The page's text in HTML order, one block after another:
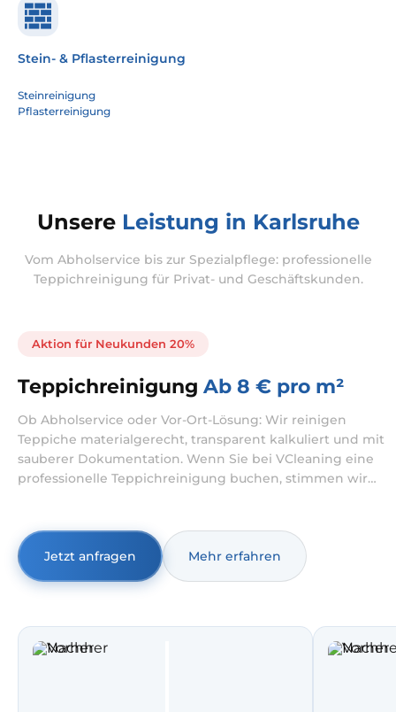
Stein- & Pflasterreinigung
Steinreinigung
Pflasterreinigung
Unsere Leistung in Karlsruhe
Vom Abholservice bis zur Spezialpflege: professionelle
Teppichreinigung für Privat- und Geschäftskunden.
Aktion für Neukunden 20%
Teppichreinigung Ab 8 € pro m²
Ob Abholservice oder Vor-Ort-Lösung: Wir reinigen
Teppiche materialgerecht, transparent kalkuliert und mit
sauberer Dokumentation. Wenn Sie bei VCleaning eine
professionelle Teppichreinigung buchen, stimmen wir
koordinierter Rückgabe oder Teppichreinigung mit
Hausbesuch – besonders praktisch, wenn Sie Teppich
waschen lassen möchten, ohne Transportaufwand.
Jetzt anfragen Mehr erfahren